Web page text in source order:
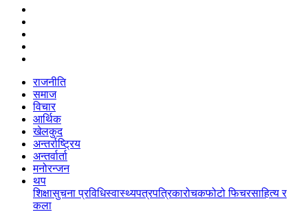
राजनीति
समाज
विचार
आर्थिक
खेलकुद
अन्तर्राष्ट्रिय
अन्तर्वार्ता
मनोरन्जन
थप
शिक्षासुचना प्रविधिस्वास्थ्यपत्रपत्रिकारोचकफोटो फिचरसाहित्य र
कला